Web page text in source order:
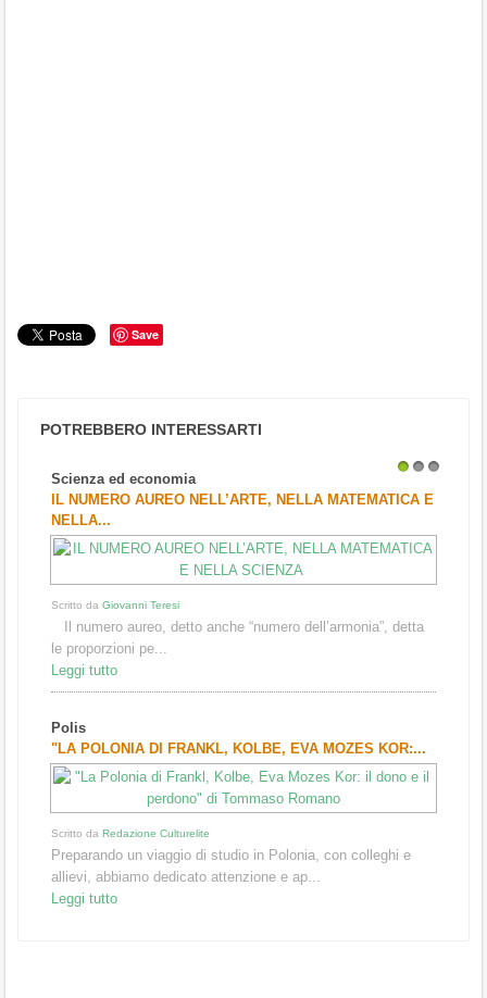
Save
POTREBBERO INTERESSARTI
Scienza ed economia
IL NUMERO AUREO NELL’ARTE, NELLA MATEMATICA E
NELLA...
Scritto da Giovanni Teresi
Il numero aureo, detto anche “numero dell’armonia”, detta
le proporzioni pe...
Leggi tutto
Polis
"LA POLONIA DI FRANKL, KOLBE, EVA MOZES KOR:...
Scritto da Redazione Culturelite
Preparando un viaggio di studio in Polonia, con colleghi e
allievi, abbiamo dedicato attenzione e ap...
Leggi tutto